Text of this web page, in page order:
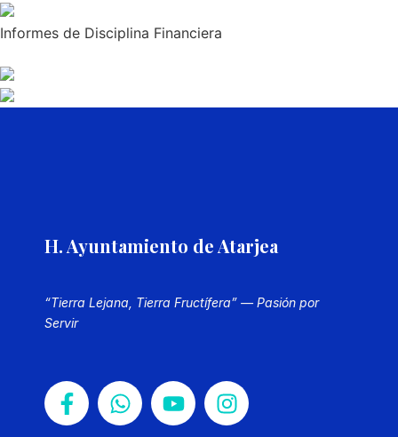
Informes de Disciplina Financiera
H. Ayuntamiento de Atarjea
“Tierra Lejana, Tierra Fructífera” — Pasión por
Servir